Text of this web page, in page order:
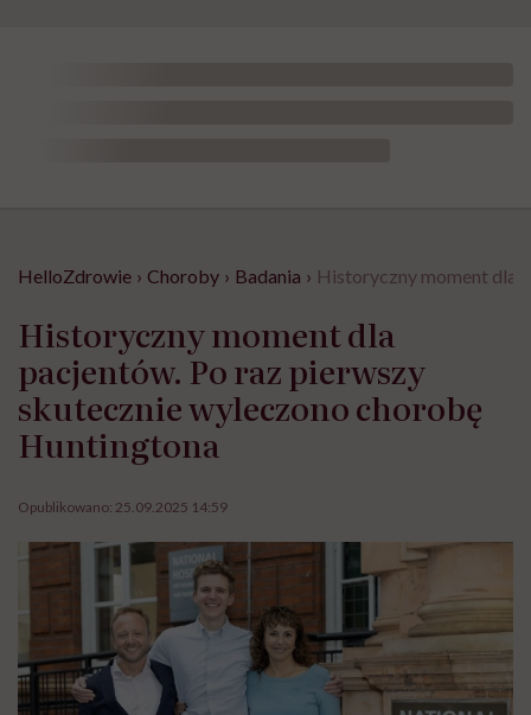
HelloZdrowie › Choroby › Badania › Historyczny moment dla
Historyczny moment dla
pacjentów. Po raz pierwszy
skutecznie wyleczono chorobę
Huntingtona
Opublikowano: 25.09.2025 14:59